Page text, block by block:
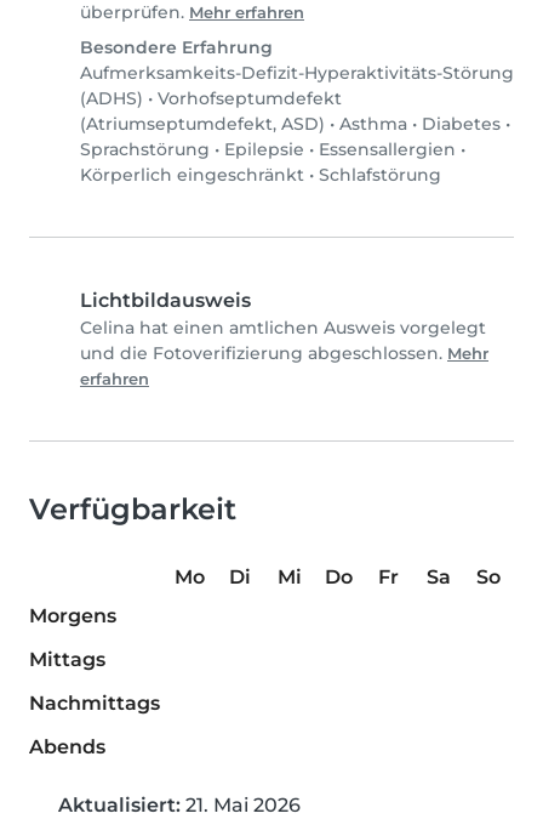
überprüfen. Mehr erfahren
Besondere Erfahrung
Aufmerksamkeits-Defizit-Hyperaktivitäts-Störung
(ADHS) • Vorhofseptumdefekt
(Atriumseptumdefekt, ASD) • Asthma • Diabetes •
Sprachstörung • Epilepsie • Essensallergien •
Körperlich eingeschränkt • Schlafstörung
Lichtbildausweis
Celina hat einen amtlichen Ausweis vorgelegt
und die Fotoverifizierung abgeschlossen. Mehr
erfahren
Verfügbarkeit
Mo Di Mi Do Fr Sa
So
Morgens
Mittags
Nachmittags
Abends
Aktualisiert: 21. Mai 2026